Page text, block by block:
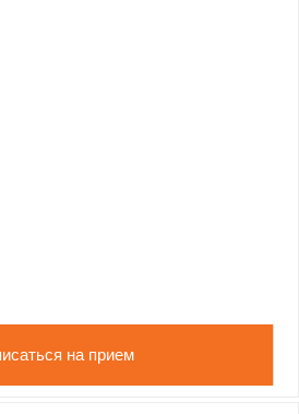
на прием